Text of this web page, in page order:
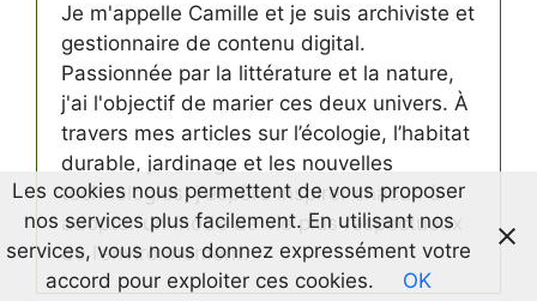
Je m'appelle Camille et je suis archiviste et
gestionnaire de contenu digital.
Passionnée par la littérature et la nature,
j'ai l'objectif de marier ces deux univers. À
travers mes articles sur l’écologie, l’habitat
durable, jardinage et les nouvelles
technologies, j'espère inspirer chacun à
adopter un mode de vie plus respectueux
de l’environnement.
Les cookies nous permettent de vous proposer
nos services plus facilement. En utilisant nos
services, vous nous donnez expressément votre
accord pour exploiter ces cookies.
OK